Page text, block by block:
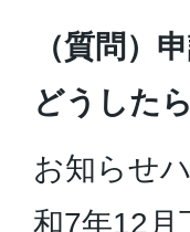
（質問）
どうした
お知らせ
和7年12月